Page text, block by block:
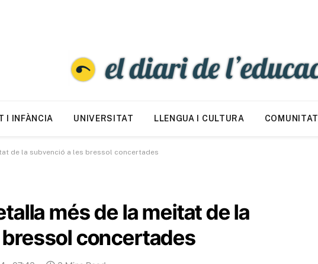
I INFÀNCIA UNIVERSITAT LLENGUA I CULTURA COMUNITAT
de la subvenció a les bressol concertades
més de la meitat de la
concertades